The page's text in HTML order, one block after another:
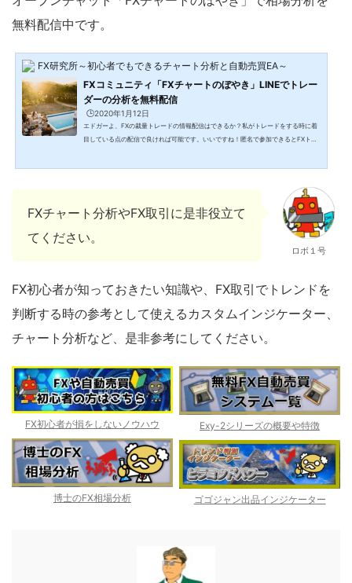
無料配信中です。
FX研究所～初心者でもできるチャート分析と自動売買EA～
FXコミュニティ「FXチャートのぼやき」LINEでトレー
ダーの分析を無料配信
🕒️2020年1月12日
エドガーよ、FXの裁量トレードの情報配信はできるか？私がトレードをする時に着
目している点の配信で良ければ可能です。いいですね！匿名で参加できるとFXトレ
ダーが知っておきたい情報などをトレーダーの方同士で匿名で情報交換したい方 裁
量トレーダーがどんなところに注目してトレードして...
FXチャート分析やFX取引に是非役立て
てください。
ロボ１号
FX初心者が知っておきたい知識や、FX取引でトレンドを
判断する時の参考として使えるカスタムインジケーター、
チャート分析など、是非参考にしてください。
FX初心者が損をしないノウハウ
博士のFX相場分析
Exy-2シリーズの概要や特徴
ゴゴジャン出品インジケーター